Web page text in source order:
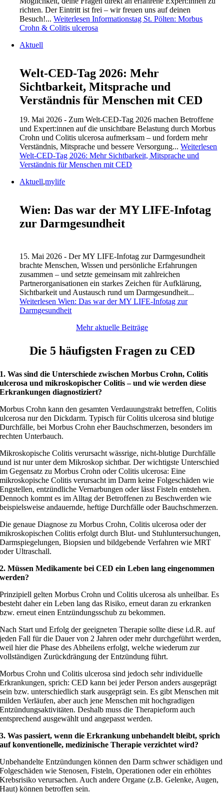
richten. Der Eintritt ist frei – wir freuen uns auf deinen
Besuch!...Weiterlesen Informationstag St. Pölten: Morbus
Crohn & Colitis ulcerosa
Aktuell
Welt-CED-Tag 2026: Mehr
Sichtbarkeit, Mitsprache und
Verständnis für Menschen mit CED
19. Mai 2026 - Zum Welt-CED-Tag 2026 machen Betroffene
und Expert:innen auf die unsichtbare Belastung durch Morbus
Crohn und Colitis ulcerosa aufmerksam – und fordern mehr
Verständnis, Mitsprache und bessere Versorgung...Weiterlesen
Welt-CED-Tag 2026: Mehr Sichtbarkeit, Mitsprache und
Verständnis für Menschen mit CED
Aktuell,mylife
Wien: Das war der MY LIFE-Infotag
zur Darmgesundheit
15. Mai 2026 - Der MY LIFE-Infotag zur Darmgesundheit
brachte Menschen, Wissen und persönliche Erfahrungen
zusammen – und setzte gemeinsam mit zahlreichen
Partnerorganisationen ein starkes Zeichen für Aufklärung,
Sichtbarkeit und Austausch rund um Darmgesundheit...
Weiterlesen Wien: Das war der MY LIFE-Infotag zur
Darmgesundheit
Mehr aktuelle Beiträge
Die 5 häufigsten Fragen zu CED
1. Was sind die Unterschiede zwischen Morbus Crohn, Colitis
ulcerosa und mikroskopischer Colitis – und wie werden diese
Erkrankungen diagnostiziert?
Morbus Crohn kann den gesamten Verdauungstrakt betreffen, Colitis
ulcerosa nur den Dickdarm. Typisch für Colitis ulcerosa sind blutige
Durchfälle, bei Morbus Crohn eher Bauchschmerzen, besonders im
rechten Unterbauch.
Mikroskopische Colitis verursacht wässrige, nicht-blutige Durchfälle
und ist nur unter dem Mikroskop sichtbar. Der wichtigste Unterschied
im Gegensatz zu Morbus Crohn oder Colitis ulcerosa: Eine
mikroskopische Colitis verursacht im Darm keine Folgeschäden wie
Engstellen, entzündliche Vernarbungen oder lässt Fisteln entstehen.
Dennoch kommt es im Alltag der Betroffenen zu Beschwerden wie
beispielsweise andauernde, heftige Durchfälle oder Bauchschmerzen.
Die genaue Diagnose zu Morbus Crohn, Colitis ulcerosa oder der
mikroskopischen Colitis erfolgt durch Blut- und Stuhluntersuchungen,
Darmspiegelungen, Biopsien und bildgebende Verfahren wie MRT
oder Ultraschall.
2. Müssen Medikamente bei CED ein Leben lang eingenommen
werden?
Prinzipiell gelten Morbus Crohn und Colitis ulcerosa als unheilbar. Es
besteht daher ein Leben lang das Risiko, erneut daran zu erkranken
bzw. erneut einen Entzündungsschub zu bekommen.
Nach Start und Erfolg der geeigneten Therapie sollte diese i.d.R. auf
jeden Fall für die Dauer von 2 Jahren oder mehr durchgeführt werden,
weil hier die Phase des Abheilens erfolgt, welche wiederum zur
vollständigen Zurückdrängung der Entzündung führt.
Morbus Crohn und Colitis ulcerosa sind jedoch sehr individuelle
Erkrankungen, sprich: CED kann bei jeder Person anders ausgeprägt
sein bzw. unterschiedlich stark ausgeprägt sein. Es gibt Menschen mit
milden Verläufen, aber auch jene Menschen mit hochgradigen
Entzündungsaktivitäten. Deshalb muss die Therapieform auch
entsprechend ausgewählt und angepasst werden.
3. Was passiert, wenn die Erkrankung unbehandelt bleibt, sprich
auf konventionelle, medizinische Therapie verzichtet wird?
Unbehandelte Entzündungen können den Darm schwer schädigen und
Folgeschäden wie Stenosen, Fisteln, Operationen oder ein erhöhtes
Krebsrisiko verursachen. Auch andere Organe (z.B. Gelenke, Augen,
Haut) können betroffen sein.